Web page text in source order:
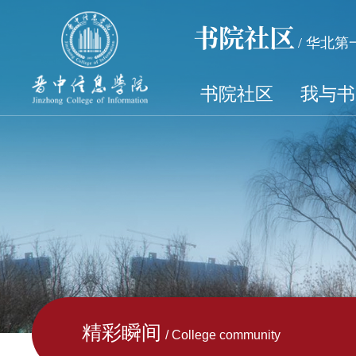
书院社区 / 华北第
书院社区 我与
精彩瞬间 / College community